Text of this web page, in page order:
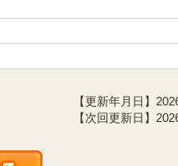
【更新年月日】
【次回更新日】